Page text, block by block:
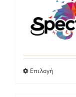
ΕπιλογήΑυτό